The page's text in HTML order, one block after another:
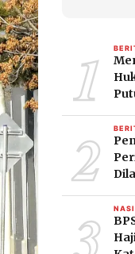
1
2